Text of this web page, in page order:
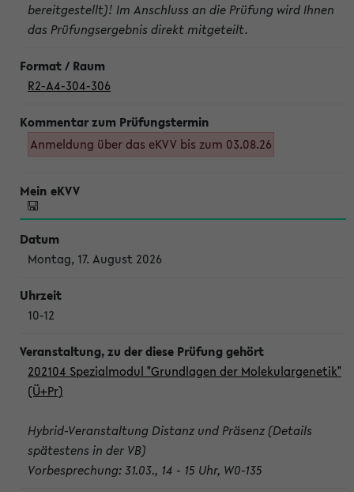
bereitgestellt)! Im Anschluss an die Prüfung wird Ihnen
das Prüfungsergebnis direkt mitgeteilt.
R2-A4-304-306
Anmeldung über das eKVV bis zum 03.08.26
Montag, 17. August 2026
10-12
202104 Spezialmodul "Grundlagen der Molekulargenetik"
(Ü+Pr)
Hybrid-Veranstaltung Distanz und Präsenz (Details
spätestens in der VB)
Vorbesprechung: 31.03., 14 - 15 Uhr, W0-135